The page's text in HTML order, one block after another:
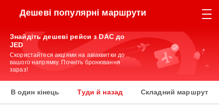
Дешеві популярні маршрути
Знайдіть дешеві рейси з DAC до
JED
Скористайтеся акціями на авіаквитки до
вашого напрямку. Почніть бронювання
зараз!
В один кінець Туди й назад Складний маршрут